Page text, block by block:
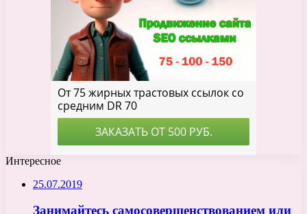
Интересное
25.07.2019
Занимайтесь самосовершенствованием или